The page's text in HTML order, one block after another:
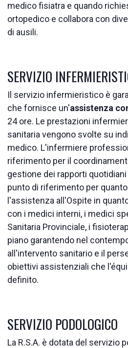
medico fisiatra e quando
ortopedico e collabora con
di ausili.
SERVIZIO
Il servizio infermieristico è
che fornisce un'assistenza
24 ore. Le prestazioni
sanitaria vengono svolte su
medico. L'infermiere
riferimento per il
gestione dei rapporti
punto di riferimento per
l'assistenza all'Ospite in
con i medici interni, i medici
Sanitaria Provinciale, i
piano garantendo nel
all'intervento sanitario e il
obiettivi assistenziali che
definito.
SERVIZIO PODOLOGICO
La R.S.A. è dotata del servizio